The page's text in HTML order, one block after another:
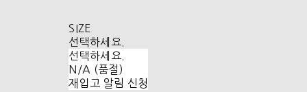
SIZE
선택하세요.
선택하세요.
N/A (품절)
재입고 알림 신청